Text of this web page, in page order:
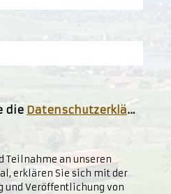
die Datenschutzerklärung
Teilnahme an unseren
erklären Sie sich mit der
und Veröffentlichung von